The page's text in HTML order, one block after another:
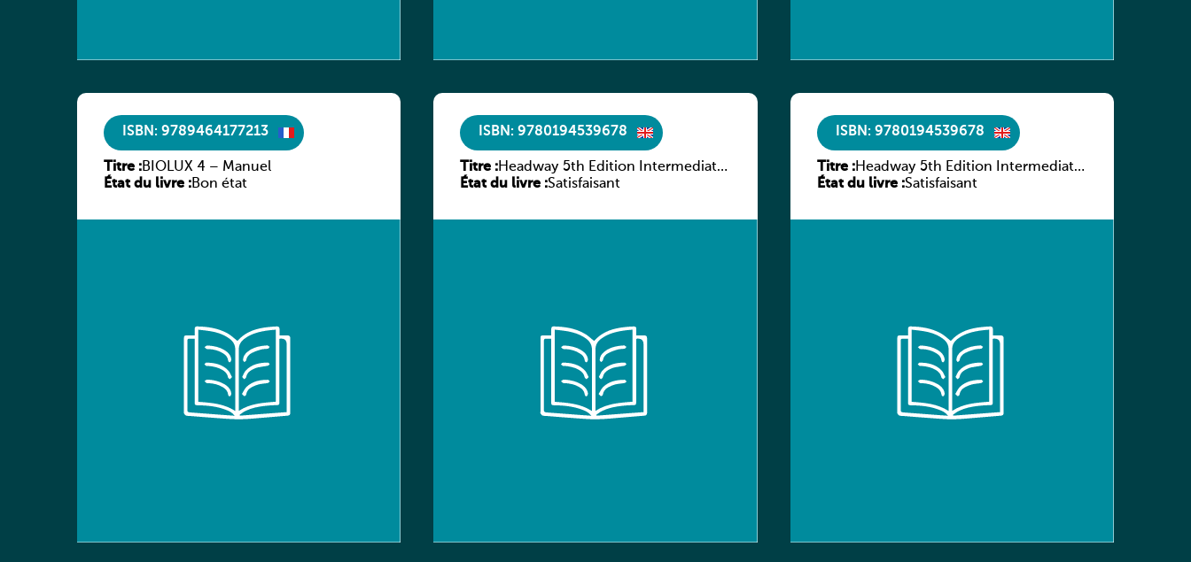
ISBN: 9789464177213
Titre :BIOLUX 4 – Manuel
État du livre :Bon état
ISBN: 9780194539678
Titre :Headway 5th Edition Intermediate
Workbook without key
État du livre :Satisfaisant
ISBN: 9780194539678
Titre :Headway 5th Edition Intermediate
Workbook without key
État du livre :Satisfaisant